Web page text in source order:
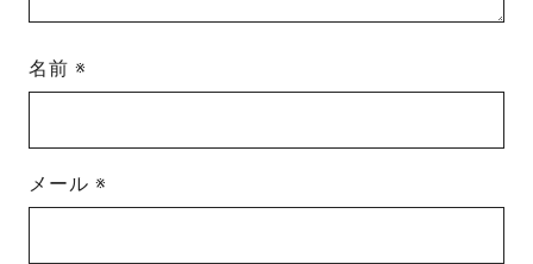
名前※
メール※